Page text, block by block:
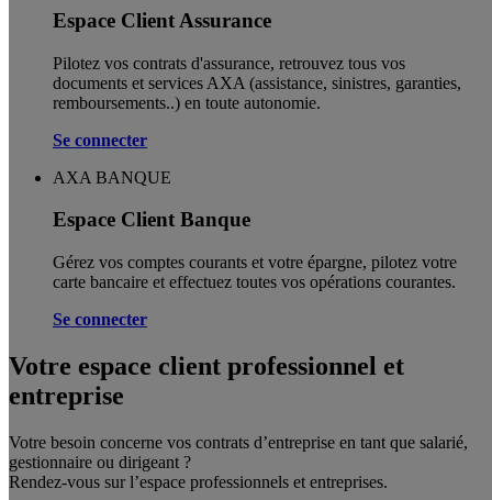
Espace Client Assurance
Pilotez vos contrats d'assurance, retrouvez tous vos
documents et services AXA (assistance, sinistres, garanties,
remboursements..) en toute autonomie. ​
Se connecter
AXA BANQUE
Espace Client Banque
Gérez vos comptes courants et votre épargne, pilotez votre
carte bancaire et effectuez toutes vos opérations courantes.
Se connecter
Votre espace client professionnel et
entreprise
Votre besoin concerne vos contrats d’entreprise en tant que salarié,
gestionnaire ou dirigeant ?
Rendez-vous sur l’espace professionnels et entreprises.